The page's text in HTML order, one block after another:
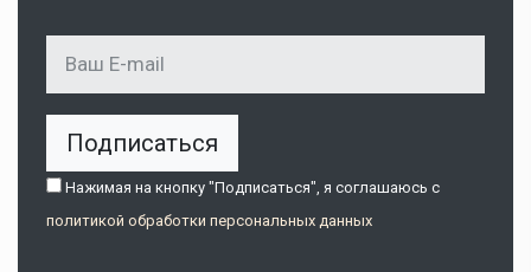
Подписаться
Нажимая на кнопку "Подписаться", я соглашаюсь c
политикой обработки персональных данных